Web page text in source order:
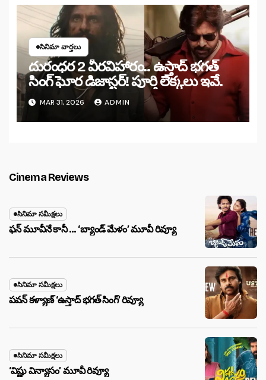
సినిమా వార్తలు
దురంధర 2 వీరవిహారం.. ఉస్తాద్ భగత్
సింగ్ ఘోర డిజాస్టర్! పూర్తి లెక్కలు ఇవే.
MAR 31, 2026 ADMIN
Cinema Reviews
సినిమా సమీక్షలు
ఫన్ మూవీనే కానీ … ‘బ్యాండ్‌ మేళం’ మూవీ రివ్యూ
సినిమా సమీక్షలు
పవన్ కళ్యాణ్ ‘ఉస్తాద్ భ‌గ‌త్ సింగ్’ రివ్యూ
సినిమా సమీక్షలు
‘విష్ణు విన్యాసం’ మూవీ రివ్యూ